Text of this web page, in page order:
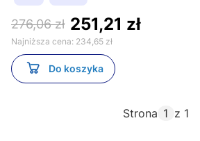
276,06 zł 251,21 zł
Najniższa cena: 234,65 zł
Do koszyka
Strona z 1